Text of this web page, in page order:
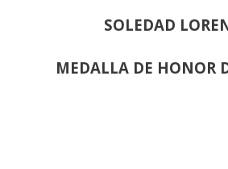
SOLEDAD
MEDALLA DE HONOR